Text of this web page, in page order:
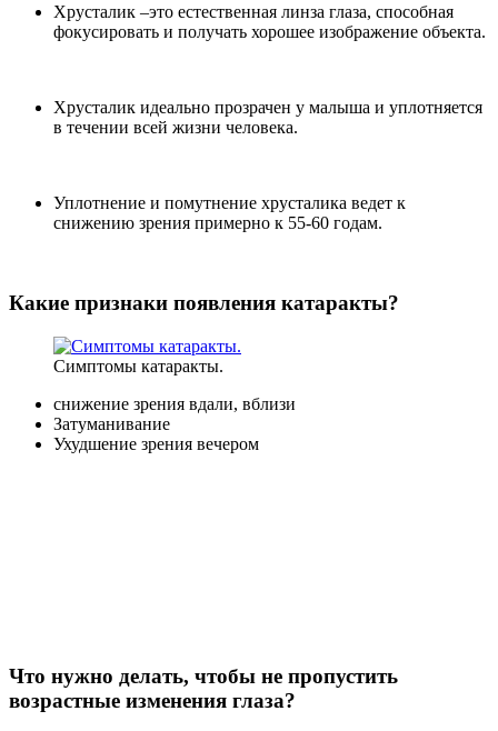
Хрусталик –это естественная линза глаза, способная
фокусировать и получать хорошее изображение объекта.
Хрусталик идеально прозрачен у малыша и уплотняется
в течении всей жизни человека.
Уплотнение и помутнение хрусталика ведет к
снижению зрения примерно к 55-60 годам.
Какие признаки появления катаракты?
Симптомы катаракты.
снижение зрения вдали, вблизи
Затуманивание
Ухудшение зрения вечером
Что нужно делать, чтобы не пропустить
возрастные изменения глаза?